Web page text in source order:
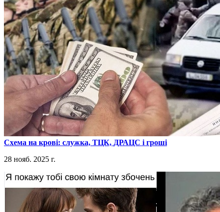
​Схема на крові: служка, ТЦК, ДРАЦС і гроші
28 нояб. 2025 г.